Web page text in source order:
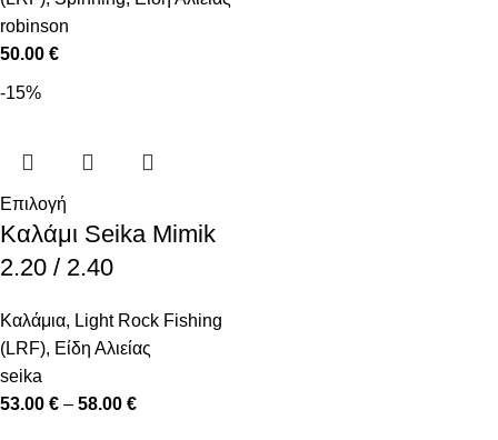
robinson
50.00 €
-15%
Επιλογή
Καλάμι Seika Mimik
2.20 / 2.40
Καλάμια, Light Rock Fishing
(LRF), Είδη Αλιείας
seika
53.00 € – 58.00 €